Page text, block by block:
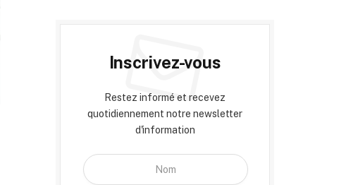
Inscrivez-vous
Restez informé et recevez
quotidiennement notre newsletter
d'information